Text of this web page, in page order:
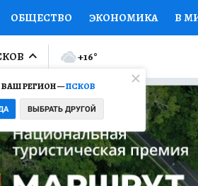
ОБЩЕСТВО ЭКОНОМИКА В
ПРОИСШЕСТВИЯ
МИР Я ЗНАЮ СЕМЬЯ
СЕРИАЛЫ
КОЛЛЕКЦИИ КОНКУРСЫ
ВАШ РЕГИОН —ПСКОВ
ВЫБРАТЬ ДРУГОЙ
+16°